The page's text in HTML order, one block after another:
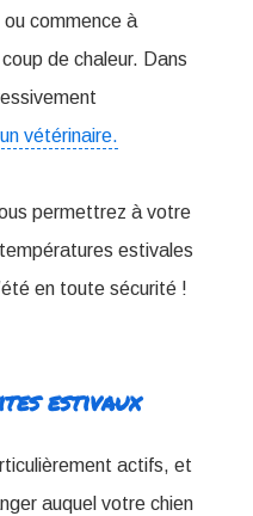
commence à
de chaleur. Dans
vétérinaire.
permettrez à votre
estivales
en toute sécurité !
estivaux
actifs, et
auquel votre chien